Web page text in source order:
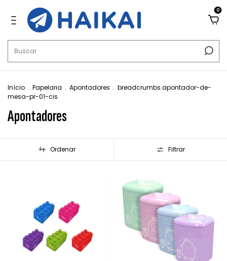
0
Início . Papelaria . Apontadores . breadcrumbs.apontador-de-
mesa-pr-01-cis
Apontadores
Ordenar Filtrar